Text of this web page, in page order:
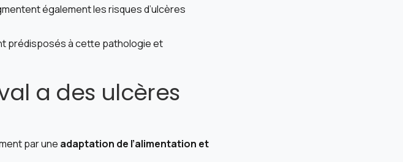
également les risques d’ulcères
prédisposés à cette pathologie et
a des ulcères
par une adaptation de l’alimentation et